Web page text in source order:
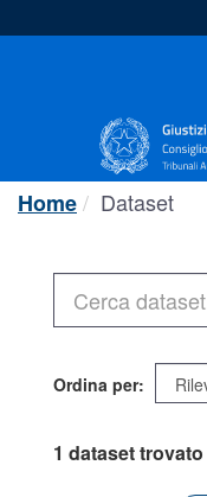
al
Home Dataset
Ordina per
1 dataset trovato